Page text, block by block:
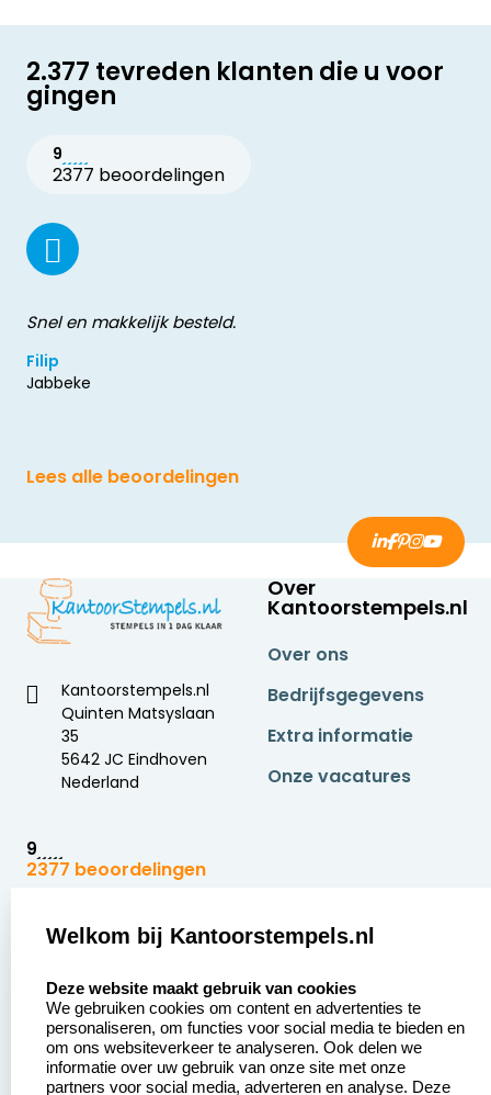
2.377 tevreden klanten die u voor
gingen
9
2377 beoordelingen
Snel en makkelijk besteld.
Filip
Jabbeke
Lees alle beoordelingen
Kantoorstempels.nl
Quinten Matsyslaan
35
5642 JC Eindhoven
Nederland
9
2377 beoordelingen
Over
Kantoorstempels.nl
Over ons
Bedrijfsgegevens
Extra informatie
Onze vacatures
Zakelijk:
Aanvraag op maat
Betaling &
Verzending
Wederverkoper
Klantenservice:
Contact opnemen
Veel gestelde vragen
Retourneren
Welkom bij Kantoorstempels.nl
Deze website maakt gebruik van cookies
We gebruiken cookies om content en advertenties te
personaliseren, om functies voor social media te bieden en
om ons websiteverkeer te analyseren. Ook delen we
informatie over uw gebruik van onze site met onze
partners voor social media, adverteren en analyse. Deze